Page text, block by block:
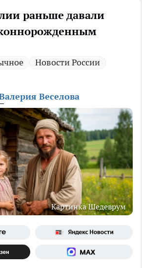
раньше давали
Новости России
Веселова
Картинка Шедеврум